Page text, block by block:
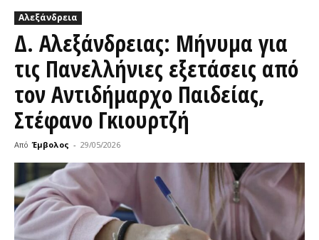
Αλεξάνδρεια
Δ. Αλεξάνδρειας: Μήνυμα για
τις Πανελλήνιες εξετάσεις από
τον Αντιδήμαρχο Παιδείας,
Στέφανο Γκιουρτζή
Από Έμβολος - 29/05/2026